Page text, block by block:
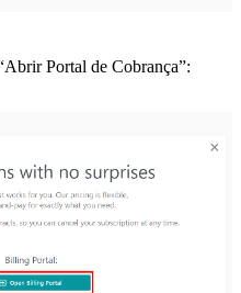
Portal de Cobrança”: